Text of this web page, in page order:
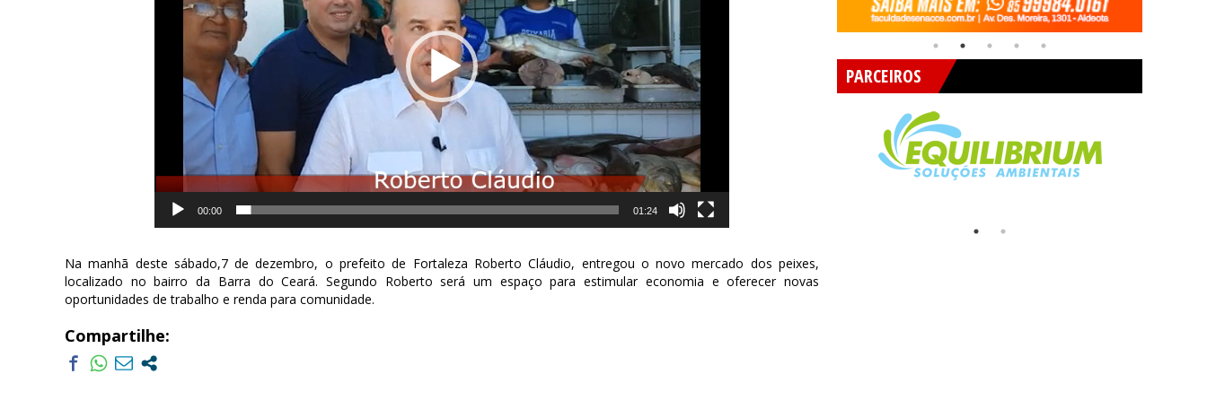
00:00 01:24
Na manhã deste sábado,7 de dezembro, o prefeito de Fortaleza Roberto Cláudio, entregou o novo mercado dos peixes,
localizado no bairro da Barra do Ceará. Segundo Roberto será um espaço para estimular economia e oferecer novas
oportunidades de trabalho e renda para comunidade.
Compartilhe:
PARCEIROS